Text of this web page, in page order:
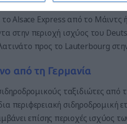
μέχρι το Βισέμπουργκ.
το Alsace Express από το Μάιντς
στην περιοχή ισχύος του
προς το Lauterbourg
από τη Γερμανία
ταξιδιώτες από
περιφερειακή σιδηροδρομική
επίσης περιοχές ισχύος